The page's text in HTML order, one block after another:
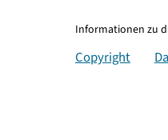
Informationen zu
Copyright